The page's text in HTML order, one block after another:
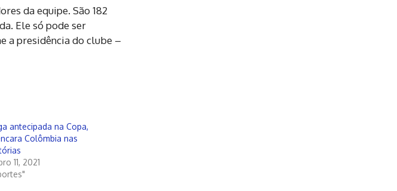
da equipe. São 182
Ele só pode ser
a presidência do clube –
antecipada na Copa,
Colômbia nas
11, 2021